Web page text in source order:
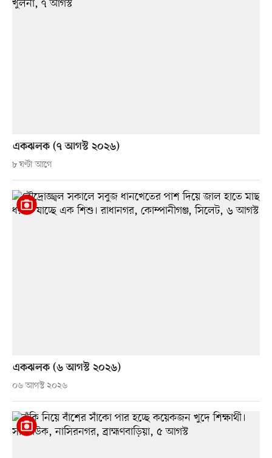
একঝলক (৭ আগস্ট ২০২৬)
৮ ঘণ্টা আগে
একঝলক (৬ আগস্ট ২০২৬)
০৬ আগস্ট ২০২৬